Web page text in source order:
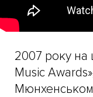
2007 року на
Music